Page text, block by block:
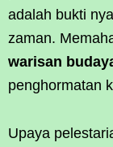
adalah bukti
zaman.
warisan
penghormatan
Upaya